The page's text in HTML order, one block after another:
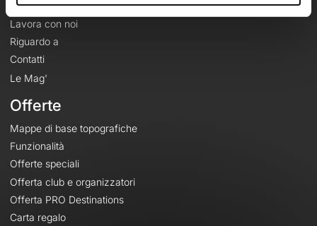
Team
Lavora con noi
Riguardo a
Contatti
Le Mag'
Offerte
Mappe di base topografiche
Funzionalità
Offerte speciali
Offerta club e organizzatori
Offerta PRO Destinations
Carta regalo